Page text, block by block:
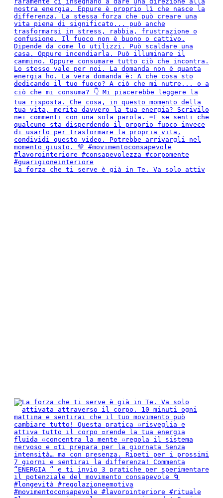
La forza che ti serve è già in Te. Va solo attiv